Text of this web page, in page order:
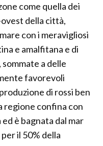
come quella dei
della città,
con i meravigliosi
e amalfitana e di
a delle
favorevoli
di rossi ben
regione confina con
è bagnata dal mar
il 50% della